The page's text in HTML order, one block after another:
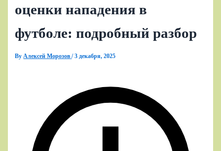
оценки нападения в
футболе: подробный разбор
By Алексей Морозов/3 декабря, 2025